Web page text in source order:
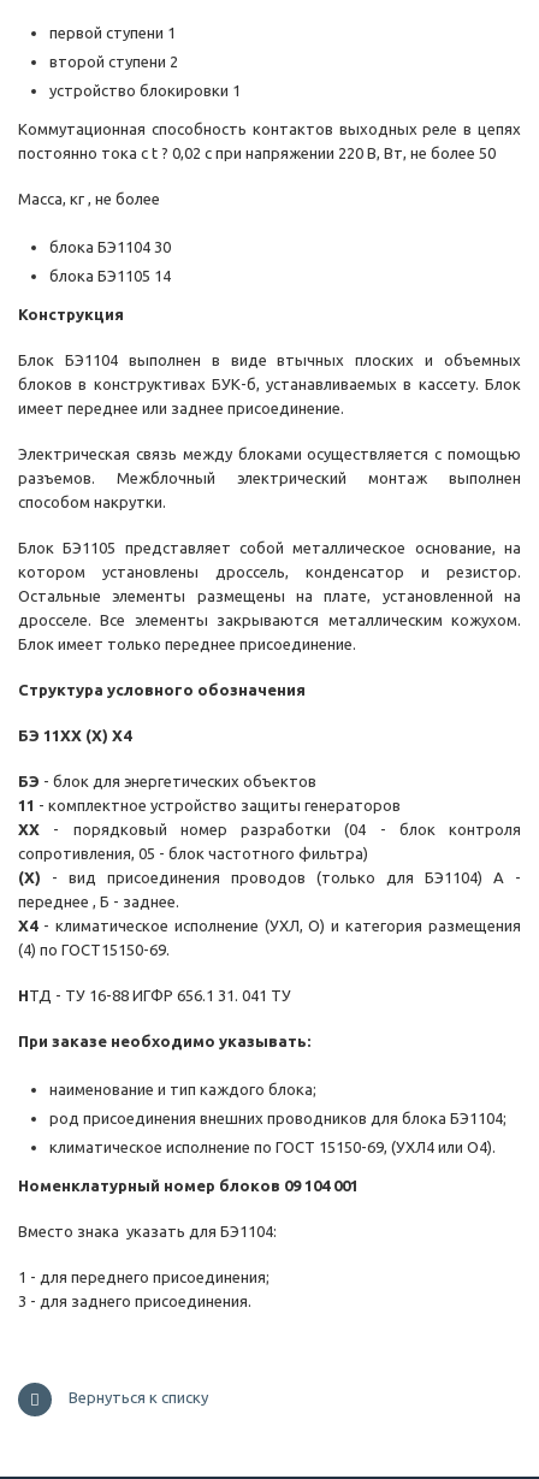
первой ступени 1
второй ступени 2
устройство блокировки 1
Коммутационная способность контактов выходных реле в цепях
постоянно тока с t ? 0,02 с при напряжении 220 В, Вт, не более 50
Масса, кг , не более
блока БЭ1104 30
блока БЭ1105 14
Конструкция
Блок БЭ1104 выполнен в виде втычных плоских и объемных
блоков в конструктивах БУК-б, устанавливаемых в кассету. Блок
имеет переднее или заднее присоединение.
Электрическая связь между блоками осуществляется с помощью
разъемов. Межблочный электрический монтаж выполнен
способом накрутки.
Блок БЭ1105 представляет собой металлическое основание, на
котором установлены дроссель, конденсатор и резистор.
Остальные элементы размещены на плате, установленной на
дросселе. Все элементы закрываются металлическим кожухом.
Блок имеет только переднее присоединение.
Структура условного обозначения
БЭ 11ХХ (Х) Х4
БЭ - блок для энергетических объектов
11 - комплектное устройство защиты генераторов
ХХ - порядковый номер разработки (04 - блок контроля
сопротивления, 05 - блок частотного фильтра)
(Х) - вид присоединения проводов (только для БЭ1104) А -
переднее , Б - заднее.
Х4- климатическое исполнение (УХЛ, O) и категория размещения
(4) по ГОСТ15150-69.
НТД - ТУ 16-88 ИГФP 656.1 31. 041 ТУ
При заказе необходимо указывать:
наименование и тип каждого блока;
род присоединения внешних проводников для блока БЭ1104;
климатическое исполнение по ГОСТ 15150-69, (УХЛ4 или O4).
Номенклатурный номер блоков 09 104 001 
Вместо знака  указать для БЭ1104:
1 - для переднего присоединения;
3 - для заднего присоединения.
Вернуться к списку